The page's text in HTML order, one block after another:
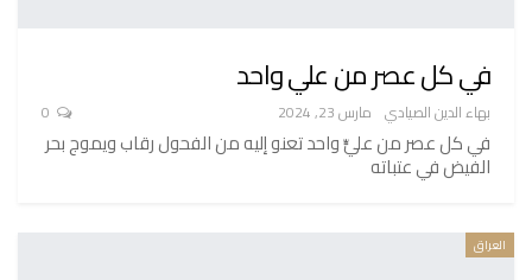
في كل عصر من علي واحد
بهاء الدين الصيادي مارس 23, 2024
في كل عصر من عليٍّ واحد تعنو إليه من الفحول رقاب ويموج بحر
الفيض في عتباته
العراق